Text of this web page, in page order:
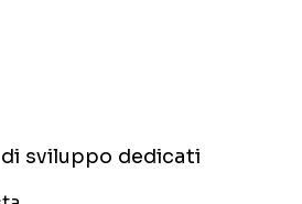
sviluppo dedicati